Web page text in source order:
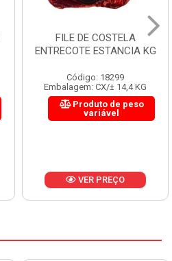
FILE DE COSTELA
ENTRECOTE ESTANCIA KG
Código: 18299
Embalagem: CX/± 14,4 KG
Produto de peso
variável
VER PREÇO